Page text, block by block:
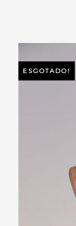
ESGOTADO!